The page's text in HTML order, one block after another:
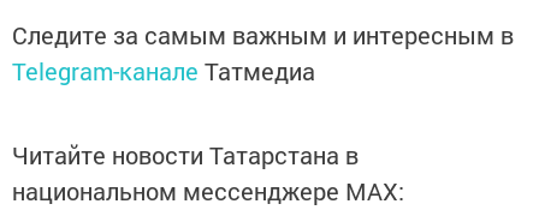
Следите за самым важным и интересным в
Telegram-канале Татмедиа
Читайте новости Татарстана в
национальном мессенджере MАХ: